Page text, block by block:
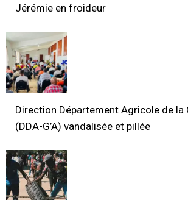
Jérémie en froideur
Direction Département Agricole de la
(DDA-G’A) vandalisée et pillée